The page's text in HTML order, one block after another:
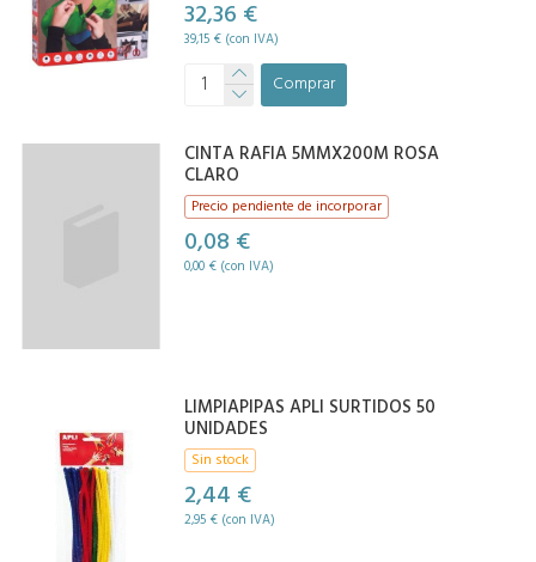
32,36 €
39,15 € (con IVA)
Comprar
CINTA RAFIA 5MMX200M ROSA
CLARO
Precio pendiente de incorporar
0,08 €
0,00 € (con IVA)
LIMPIAPIPAS APLI SURTIDOS 50
UNIDADES
Sin stock
2,44 €
2,95 € (con IVA)